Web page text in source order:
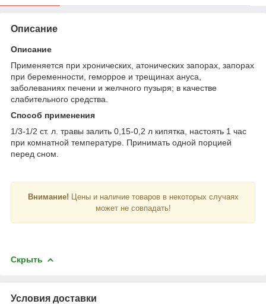
Описание
Описание
Применяется при хронических, атонических запорах, запорах
при беременности, геморрое и трещинах ануса,
заболеваниях печени и желчного пузыря; в качестве
слабительного средства.
Способ применения
1/3-1/2 ст. л. травы залить 0,15-0,2 л кипятка, настоять 1 час
при комнатной температуре. Принимать одной порцией
перед сном.
Внимание! Цены и наличие товаров в некоторых случаях
может не совпадать!
Скрыть
Условия доставки